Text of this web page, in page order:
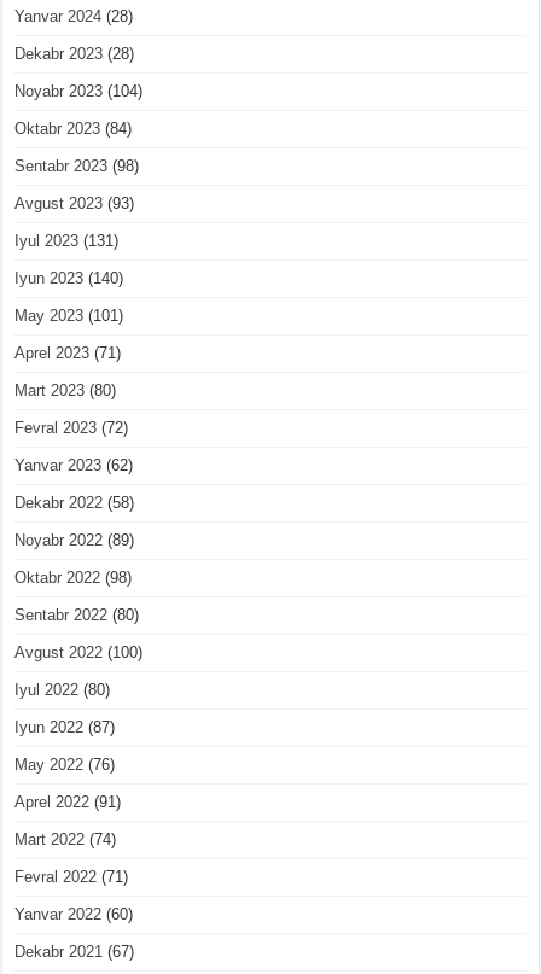
Yanvar 2024 (28)
Dekabr 2023 (28)
Noyabr 2023 (104)
Oktabr 2023 (84)
Sentabr 2023 (98)
Avgust 2023 (93)
Iyul 2023 (131)
Iyun 2023 (140)
May 2023 (101)
Aprel 2023 (71)
Mart 2023 (80)
Fevral 2023 (72)
Yanvar 2023 (62)
Dekabr 2022 (58)
Noyabr 2022 (89)
Oktabr 2022 (98)
Sentabr 2022 (80)
Avgust 2022 (100)
Iyul 2022 (80)
Iyun 2022 (87)
May 2022 (76)
Aprel 2022 (91)
Mart 2022 (74)
Fevral 2022 (71)
Yanvar 2022 (60)
Dekabr 2021 (67)